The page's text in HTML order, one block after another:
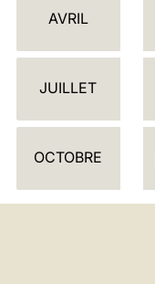
D
I
AVRIL
JUILLET
OCTOBRE